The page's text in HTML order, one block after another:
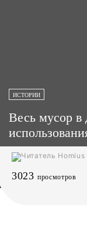
ИСТОРИИ
Весь мусор в
3023 просмотров